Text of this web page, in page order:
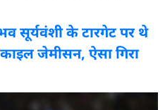
सूर्यवंशी के टारगेट पर थे
जेमीसन, ऐसा ग‍िरा